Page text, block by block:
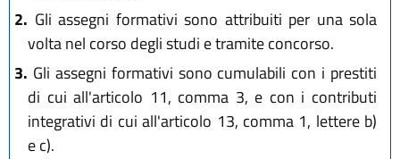
2. Gli assegni formativi sono attribuiti per una sola
volta nel corso degli studi e tramite concorso.
3. Gli assegni formativi sono cumulabili con i prestiti
di cui all'articolo 11, comma 3, e con i contributi
integrativi di cui all'articolo 13, comma 1, lettere b)
e c).